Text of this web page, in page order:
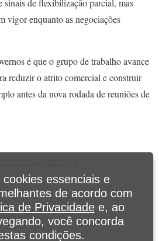
sinais de flexibilização parcial, mas
vigor enquanto as negociações
é que o grupo de trabalho avance
reduzir o atrito comercial e construir
antes da nova rodada de reuniões de
cookies essenciais e
de acordo com
de Privacidadee, ao
você concorda
condições.